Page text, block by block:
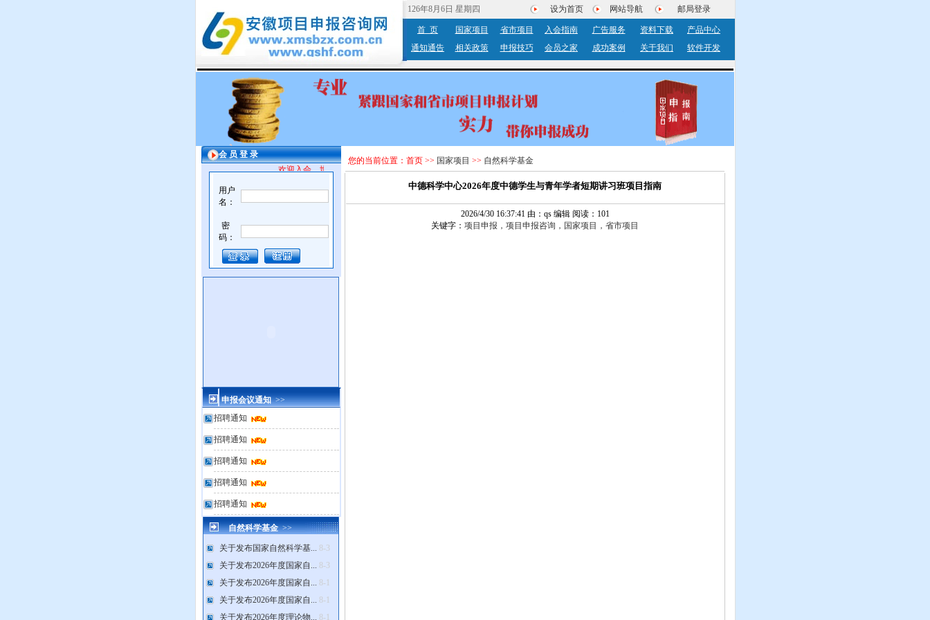
126年8月6日 星期四 设为首页 网站导航 邮局登录
首 页 国家项目 省市项目 入会指南 广告服务 资料下载
产品中心
通知通告
相关政策 申报技巧 会员之家 成功案例 关于我们 软件开发
会 员 登 录
欢迎入会，增值服务。
用户
名：
密
码：
申报会议通知>>
招聘通知
招聘通知
招聘通知
招聘通知
招聘通知
自然科学基金>>
关于发布国家自然科学基... 8-3
关于发布2026年度国家自... 8-3
关于发布2026年度国家自... 8-1
关于发布2026年度国家自... 8-1
关于发布2026年度理论物... 8-1
您的当前位置： 首页 >> 国家项目 >> 自然科学基金
中德科学中心2026年度中德学生与青年学者短期讲习班项目指南
2026/4/30 16:37:41 由：qs 编辑 阅读：101
关键字： 项目申报，项目申报咨询，国家项目，省市项目